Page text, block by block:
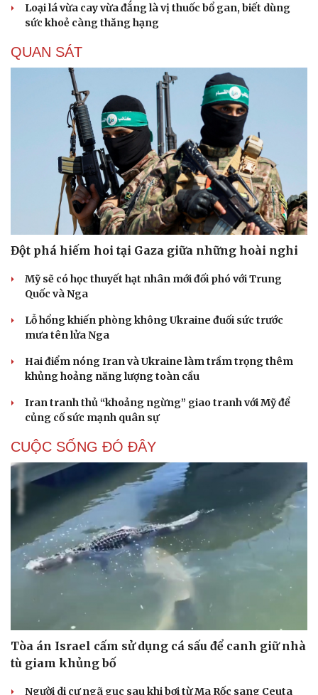
Loại lá vừa cay vừa đắng là vị thuốc bổ gan, biết dùng
sức khoẻ càng thăng hạng
QUAN SÁT
Đột phá hiếm hoi tại Gaza giữa những hoài nghi
Mỹ sẽ có học thuyết hạt nhân mới đối phó với Trung
Quốc và Nga
Lỗ hổng khiến phòng không Ukraine đuối sức trước
mưa tên lửa Nga
Hai điểm nóng Iran và Ukraine làm trầm trọng thêm
khủng hoảng năng lượng toàn cầu
Iran tranh thủ “khoảng ngừng” giao tranh với Mỹ để
củng cố sức mạnh quân sự
CUỘC SỐNG ĐÓ ĐÂY
Tòa án Israel cấm sử dụng cá sấu để canh giữ nhà
tù giam khủng bố
Người di cư ngã gục sau khi bơi từ Ma Rốc sang Ceuta